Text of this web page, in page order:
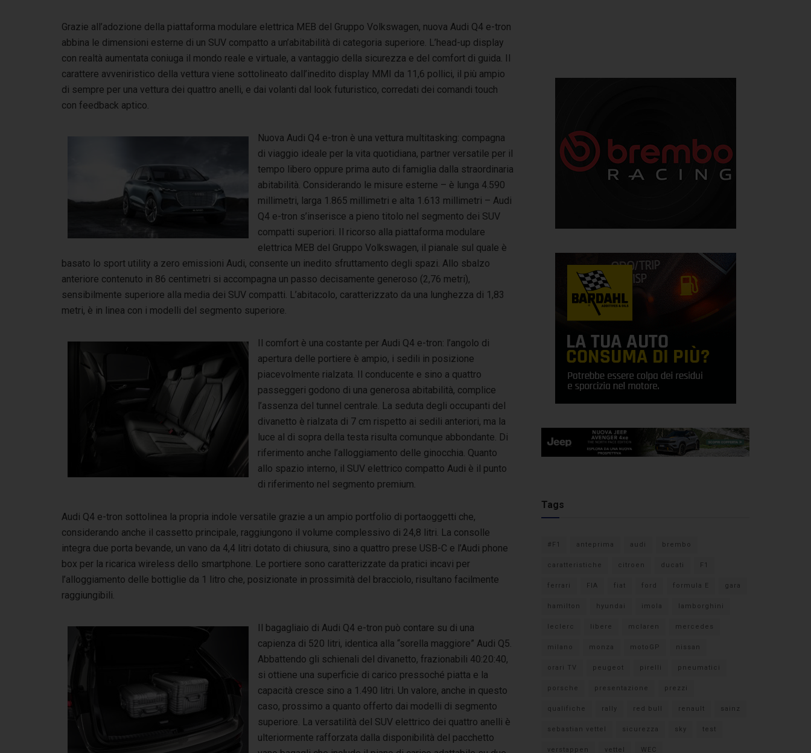
Grazie all’adozione della piattaforma modulare elettrica MEB del Gruppo Volkswagen, nuova Audi Q4 e-tron
abbina le dimensioni esterne di un SUV compatto a un’abitabilità di categoria superiore. L’head-up display
con realtà aumentata coniuga il mondo reale e virtuale, a vantaggio della sicurezza e del comfort di guida. Il
carattere avveniristico della vettura viene sottolineato dall’inedito display MMI da 11,6 pollici, il più ampio
di sempre per una vettura dei quattro anelli, e dai volanti dal look futuristico, corredati dei comandi touch
con feedback aptico.
Nuova Audi Q4 e-tron è una vettura multitasking: compagna
di viaggio ideale per la vita quotidiana, partner versatile per il
tempo libero oppure prima auto di famiglia dalla straordinaria
abitabilità. Considerando le misure esterne – è lunga 4.590
millimetri, larga 1.865 millimetri e alta 1.613 millimetri – Audi
Q4 e-tron s’inserisce a pieno titolo nel segmento dei SUV
compatti superiori. Il ricorso alla piattaforma modulare
elettrica MEB del Gruppo Volkswagen, il pianale sul quale è
basato lo sport utility a zero emissioni Audi, consente un inedito sfruttamento degli spazi. Allo sbalzo
anteriore contenuto in 86 centimetri si accompagna un passo decisamente generoso (2,76 metri),
sensibilmente superiore alla media dei SUV compatti. L’abitacolo, caratterizzato da una lunghezza di 1,83
metri, è in linea con i modelli del segmento superiore.
Il comfort è una costante per Audi Q4 e-tron: l’angolo di
apertura delle portiere è ampio, i sedili in posizione
piacevolmente rialzata. Il conducente e sino a quattro
passeggeri godono di una generosa abitabilità, complice
l’assenza del tunnel centrale. La seduta degli occupanti del
divanetto è rialzata di 7 cm rispetto ai sedili anteriori, ma la
luce al di sopra della testa risulta comunque abbondante. Di
riferimento anche l’alloggiamento delle ginocchia. Quanto
allo spazio interno, il SUV elettrico compatto Audi è il punto
di riferimento nel segmento premium.
Audi Q4 e-tron sottolinea la propria indole versatile grazie a un ampio portfolio di portaoggetti che,
considerando anche il cassetto principale, raggiungono il volume complessivo di 24,8 litri. La consolle
integra due porta bevande, un vano da 4,4 litri dotato di chiusura, sino a quattro prese USB-C e l’Audi phone
box per la ricarica wireless dello smartphone. Le portiere sono caratterizzate da pratici incavi per
l’alloggiamento delle bottiglie da 1 litro che, posizionate in prossimità del bracciolo, risultano facilmente
raggiungibili.
Il bagagliaio di Audi Q4 e-tron può contare su di una
capienza di 520 litri, identica alla “sorella maggiore” Audi Q5.
Abbattendo gli schienali del divanetto, frazionabili 40:20:40,
si ottiene una superficie di carico pressoché piatta e la
capacità cresce sino a 1.490 litri. Un valore, anche in questo
caso, prossimo a quanto offerto dai modelli di segmento
superiore. La versatilità del SUV elettrico dei quattro anelli è
ulteriormente rafforzata dalla disponibilità del pacchetto
Tags
#F1 anteprima audi brembo
caratteristiche citroen ducati F1
ferrari FIA fiat ford formula E gara
hamilton hyundai imola lamborghini
leclerc libere mclaren mercedes
milano monza motoGP nissan
orari TV peugeot pirelli pneumatici
porsche presentazione prezzi
qualifiche rally red bull renault sainz
sebastian vettel sicurezza sky test
verstappen vettel WEC